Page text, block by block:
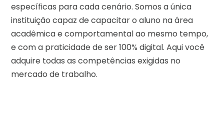
específicas para cada cenário. Somos a única
instituição capaz de capacitar o aluno na área
acadêmica e comportamental ao mesmo tempo,
e com a praticidade de ser 100% digital. Aqui você
adquire todas as competências exigidas no
mercado de trabalho.